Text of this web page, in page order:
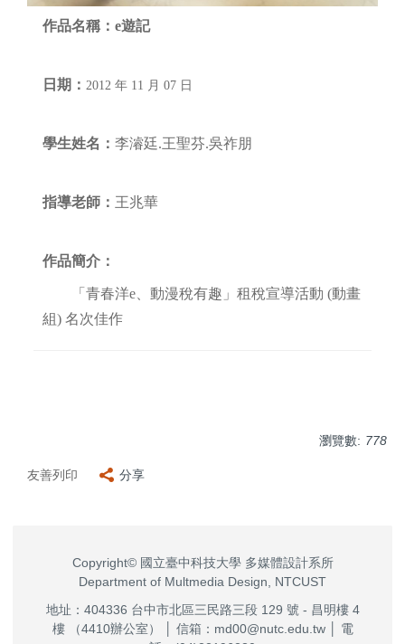
作品名稱： e遊記
日期： 2012 年 11 月 07 日
學生姓名： 李濬廷.王聖芬.吳祚朋
指導老師： 王兆華
作品簡介：
「青春洋e、動漫稅有趣」租稅宣導活動 (動畫
組) 名次佳作
瀏覽數: 778
友善列印 分享
Copyright© 國立臺中科技大學 多媒體設計系所
Department of Multmedia Design, NTCUST
地址：404336 台中市北區三民路三段 129 號 - 昌明樓 4
樓 （4410辦公室） │ 信箱：md00@nutc.edu.tw │ 電